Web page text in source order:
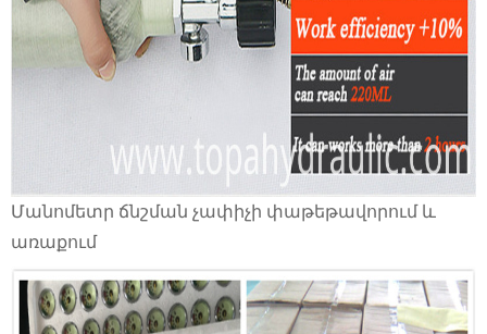
Մանոմետր ճնշման չափիչի փաթեթավորում և
առաքում